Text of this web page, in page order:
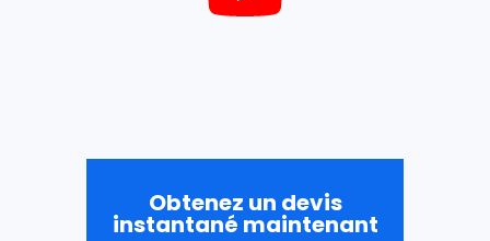
Obtenez un devis
instantané maintenant